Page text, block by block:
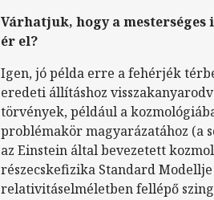
Várhatjuk, hogy a
ér el?
Igen, jó példa erre a fehérjék
eredeti állításhoz
törvények, például a
problémakör magyarázatához (a
az Einstein által bevezetett
részecskefizika Standard
relativitáselméletben fellépő